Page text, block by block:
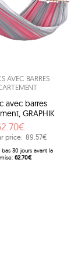
AVEC BARRES
avec barres
GRAPHIK
price: 89.57€
bas 30 jours avant la
62.70€